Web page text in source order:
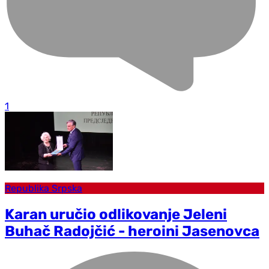
1
Republika Srpska
Karan uručio odlikovanje Jeleni
Buhač Radojčić - heroini Jasenovca